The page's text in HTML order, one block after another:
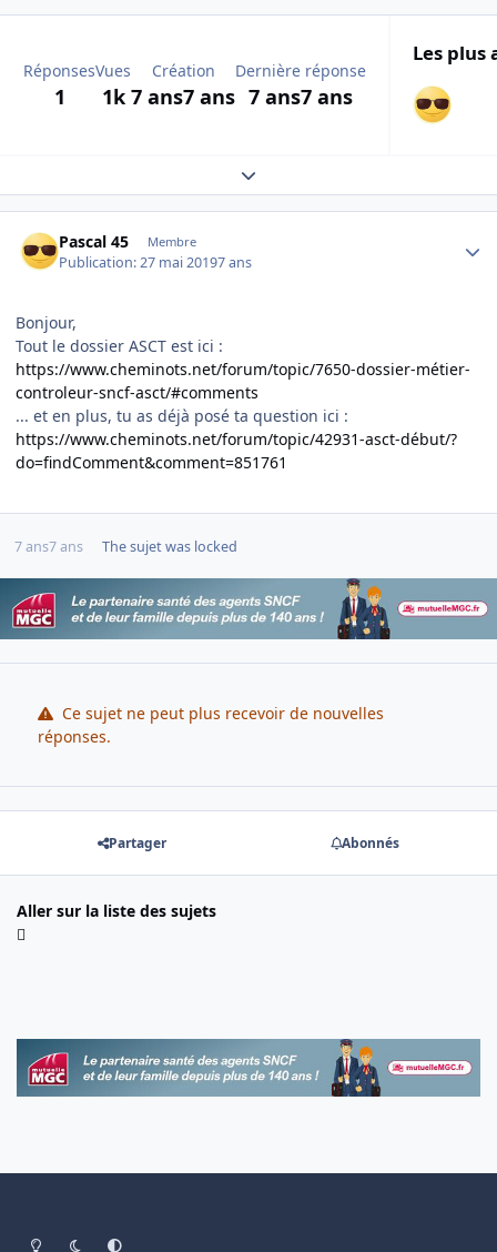
Réponses
1
Vues
1k
Création
7 ans7 ans
Dernière réponse
7 ans7 ans
Les plus
Expand topic overview
Pascal 45 Membre
Publication:27 mai 20197 ans
Bonjour,
Tout le dossier ASCT est ici :
https://www.cheminots.net/forum/topic/7650-dossier-métier-
controleur-sncf-asct/#comments
... et en plus, tu as déjà posé ta question ici :
https://www.cheminots.net/forum/topic/42931-asct-début/?
do=findComment&comment=851761
7 ans7 ans The sujet was locked
Ce sujet ne peut plus recevoir de nouvelles
réponses.
Partager Abonnés
Aller sur la liste des sujets
Light ModeDark ModeSystem Preference